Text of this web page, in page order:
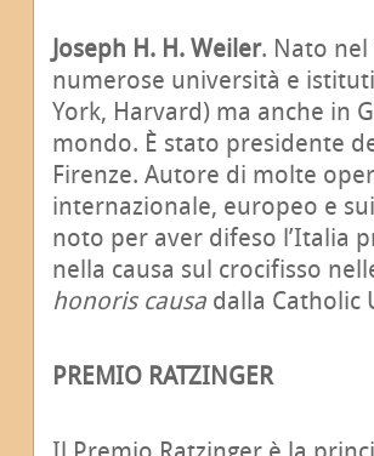
Joseph H. H. Weiler. Nato
numerose università e
York, Harvard) ma anche in
mondo. È stato presidente
Firenze. Autore di molte
internazionale, europeo e
noto per aver difeso l’Italia
nella causa sul crocifisso
honoris causa dalla Catholic
PREMIO RATZINGER